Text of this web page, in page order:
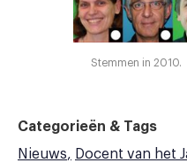
Stemmen in 2010.
Categorieën & Tags
Nieuws
Docent van het